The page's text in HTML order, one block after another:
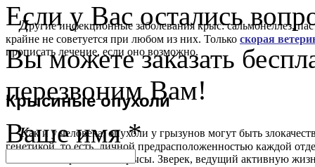
Другие инфекционные заболевания крыс: сальмонеллез,
крайне не советуется при любом из них. Только скорая
прописать лечение, если оно возможно.
Крысиные опухоли
Как и у человека, опухоли у грызунов могут быть
генетикой, то есть, личной предрасположенностью каждой
питание и образ жизни крысы. Зверек, ведущий активную
Если у Вас остались
Вы можете заказать
перезвоним Вам!
Ваше имя*